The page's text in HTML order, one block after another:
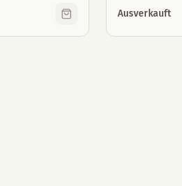
Ausverkauft